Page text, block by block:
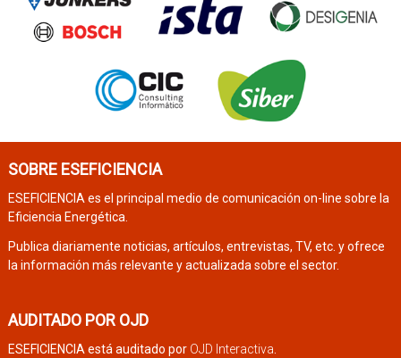
SOBRE ESEFICIENCIA
ESEFICIENCIA es el principal medio de comunicación on-line sobre la
Eficiencia Energética.
Publica diariamente noticias, artículos, entrevistas, TV, etc. y ofrece
la información más relevante y actualizada sobre el sector.
AUDITADO POR OJD
ESEFICIENCIA está auditado por OJD Interactiva